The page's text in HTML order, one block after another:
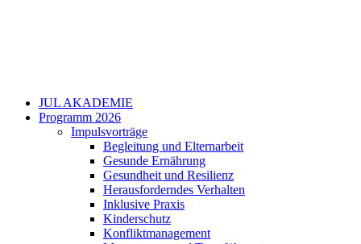
JUL AKADEMIE
Programm 2026
Impulsvorträge
Begleitung und Elternarbeit
Gesunde Ernährung
Gesundheit und Resilienz
Herausforderndes Verhalten
Inklusive Praxis
Kinderschutz
Konfliktmanagement